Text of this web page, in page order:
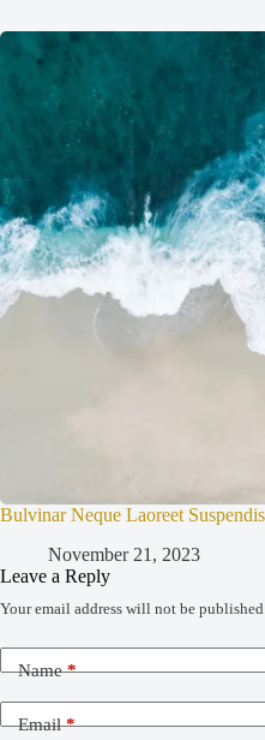
Bulvinar Neque Laoreet
November 21, 2023
Leave a Reply
Your email address will not be published.
Name*
Email*